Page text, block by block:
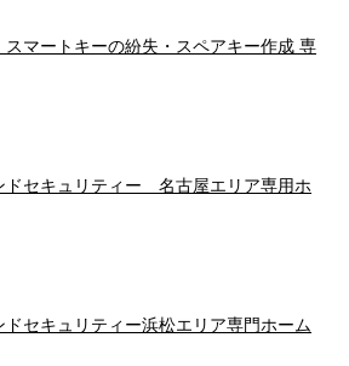
スマートキーの紛失・スペアキー作成 専
ドセキュリティー 名古屋エリア専用ホ
ドセキュリティー浜松エリア専門ホーム